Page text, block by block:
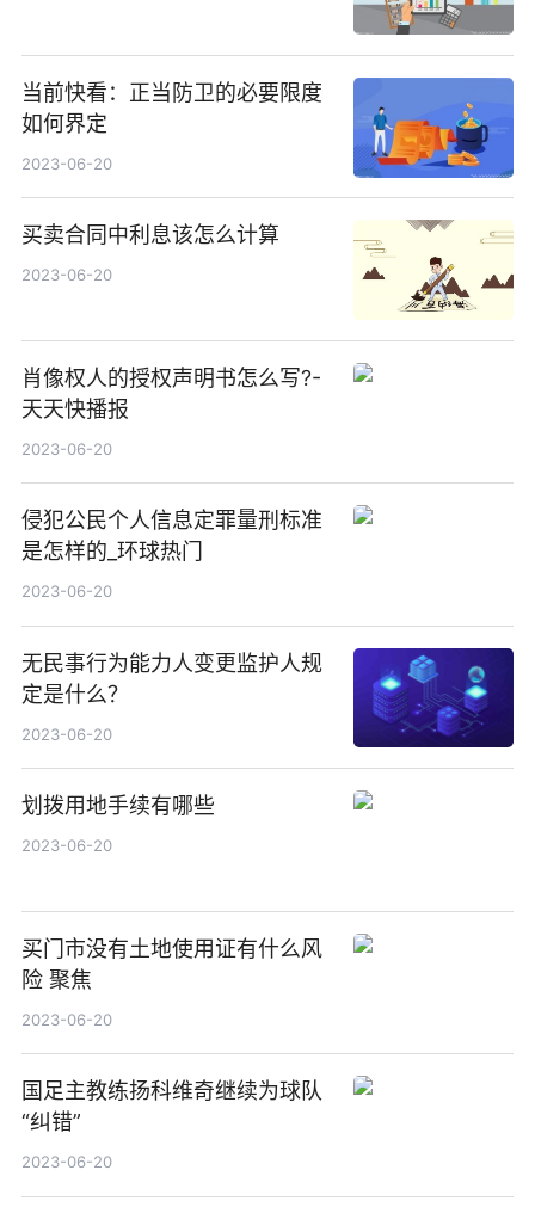
当前快看：正当防卫的必要限度
如何界定
2023-06-20
买卖合同中利息该怎么计算
2023-06-20
肖像权人的授权声明书怎么写?-
天天快播报
2023-06-20
侵犯公民个人信息定罪量刑标准
是怎样的_环球热门
2023-06-20
无民事行为能力人变更监护人规
定是什么？
2023-06-20
划拨用地手续有哪些
2023-06-20
买门市没有土地使用证有什么风
险 聚焦
2023-06-20
国足主教练扬科维奇继续为球队
“纠错”
2023-06-20